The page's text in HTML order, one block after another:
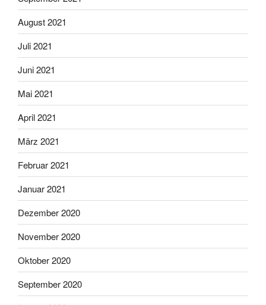
August 2021
Juli 2021
Juni 2021
Mai 2021
April 2021
März 2021
Februar 2021
Januar 2021
Dezember 2020
November 2020
Oktober 2020
September 2020